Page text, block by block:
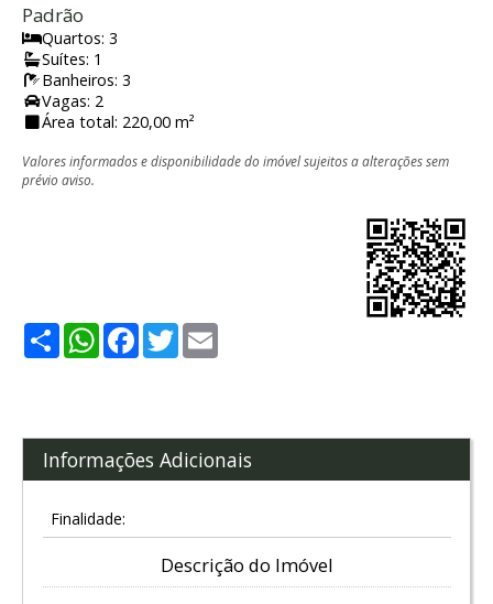
Padrão
Quartos: 3
Suítes: 1
Banheiros: 3
Vagas: 2
Área total: 220,00 m²
Valores informados e disponibilidade do imóvel sujeitos a alterações sem
prévio aviso.
ShareWhatsApp
Facebook
Twitter
Informações Adicionais
Finalidade:
Descrição do Imóvel